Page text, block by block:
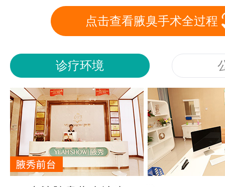
点击查看腋臭手术全过程
诊疗环境